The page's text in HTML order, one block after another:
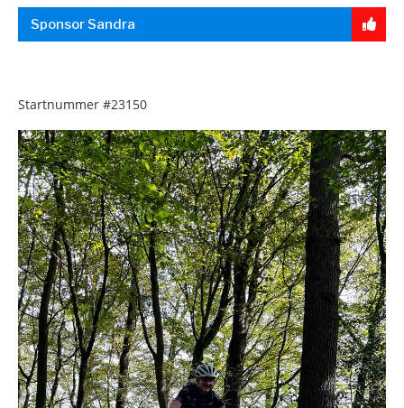
Sponsor Sandra
Startnummer #23150